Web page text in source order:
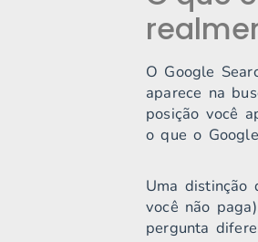
O Google
aparece na
posição você
o que o
Uma distinção
você não
pergunta